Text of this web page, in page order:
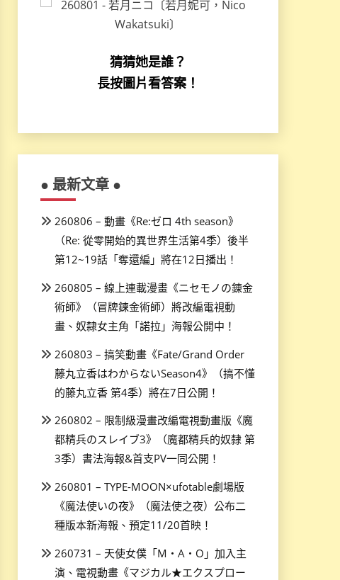
猜猜她是誰？
長按圖片看答案！
● 最新文章 ●
260806 – 動畫《Re:ゼロ 4th season》
（Re: 從零開始的異世界生活第4季）後半
第12~19話「奪還編」將在12日播出！
260805 – 線上連載漫畫《ニセモノの錬金
術師》（冒牌鍊金術師）將改編電視動
畫、奴隸女主角「諾拉」海報公開中！
260803 – 搞笑動畫《Fate/Grand Order
藤丸立香はわからないSeason4》（搞不懂
的藤丸立香 第4季）將在7日公開！
260802 – 限制級漫畫改編電視動畫版《魔
都精兵のスレイブ3》（魔都精兵的奴隸 第
3季）書法海報&首支PV一同公開！
260801 – TYPE-MOON×ufotable劇場版
《魔法使いの夜》（魔法使之夜）公布二
種版本新海報、預定11/20首映！
260731 – 天使女僕「M・A・O」加入主
演、電視動畫《マジカル★エクスプロー